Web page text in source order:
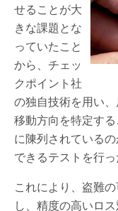
せることが大
きな課題とな
っていたこと
から、チェッ
クポイント社
の独自技術を用い
移動方向を特定す
に陳列されている
できるテストを行っ
これにより、盗難
し、精度の高いロ